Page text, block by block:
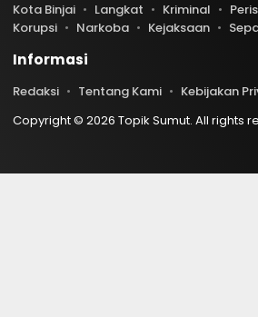
Kota Binjai Langkat Kriminal
Korupsi
Narkoba Kejaksaan
Informasi
Redaksi Tentang Kami
Kebijakan
Copyright © 2026 Topik Sumut. All rights